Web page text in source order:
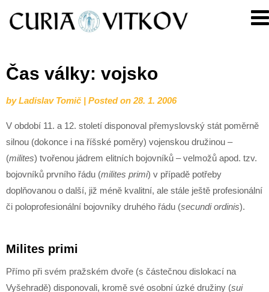
Čas války: vojsko
byLadislav Tomič | Posted on 28. 1. 2006
V období 11. a 12. století disponoval přemyslovský stát poměrně
silnou (dokonce i na říšské poměry) vojenskou družinou –
(milites) tvořenou jádrem elitních bojovníků – velmožů apod. tzv.
bojovníků prvního řádu (milites primi) v případě potřeby
doplňovanou o další, již méně kvalitní, ale stále ještě profesionální
či poloprofesionální bojovníky druhého řádu (secundi ordinis).
Milites primi
Přímo při svém pražském dvoře (s částečnou dislokací na
Vyšehradě) disponovali, kromě své osobní úzké družiny (sui